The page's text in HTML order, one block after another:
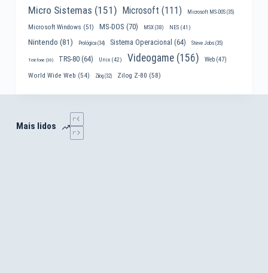
Micro Sistemas (151) Microsoft (111) Microsoft MS-DOS(35)
Microsoft Windows (51) MS-DOS (70) MSX(38) NES(41)
Nintendo (81) Prológica(34) Sistema Operacional (64) Steve Jobs(35)
Telefone (30) TRS-80(64) Unix(42) Videogame(156) Web(47)
World Wide Web (54) Zilog(32) Zilog Z-80 (58)
Mais lidos